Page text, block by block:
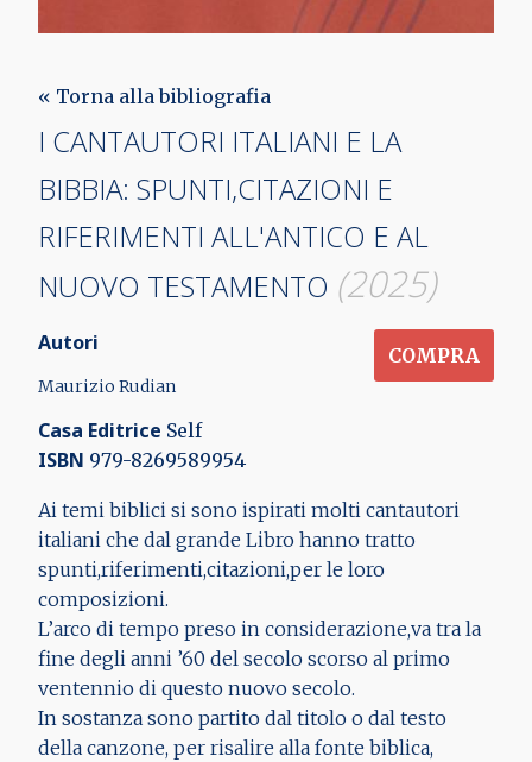
« Torna alla bibliografia
I CANTAUTORI ITALIANI E LA
BIBBIA: SPUNTI,CITAZIONI E
RIFERIMENTI ALL'ANTICO E AL
NUOVO TESTAMENTO (2025)
Autori
Maurizio Rudian
Casa Editrice Self
ISBN 979-8269589954
COMPRA
Ai temi biblici si sono ispirati molti cantautori
italiani che dal grande Libro hanno tratto
spunti,riferimenti,citazioni,per le loro
composizioni.
L’arco di tempo preso in considerazione,va tra la
fine degli anni ’60 del secolo scorso al primo
ventennio di questo nuovo secolo.
In sostanza sono partito dal titolo o dal testo
della canzone, per risalire alla fonte biblica,